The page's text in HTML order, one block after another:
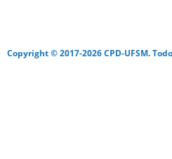
Copyright © 2017-2026 CPD-UFSM.